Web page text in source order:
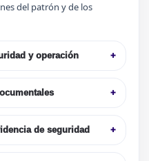
del patrón y de los
y operación +
+
de seguridad +